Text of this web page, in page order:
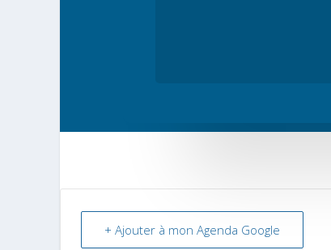
+ Ajouter à mon Agenda Google